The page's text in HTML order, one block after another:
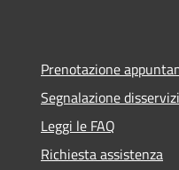
Prenotazione
Segnalazione
Leggi le FAQ
Richiesta assistenza